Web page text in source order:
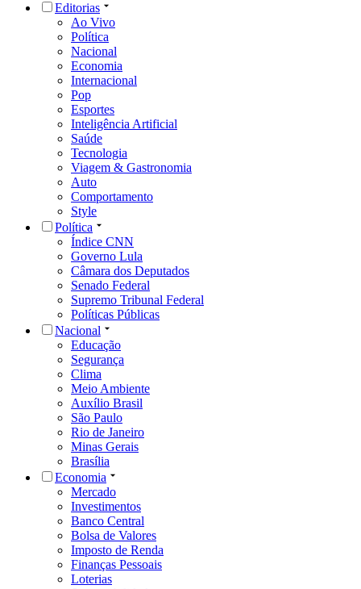
Editorias
Ao Vivo
Política
Nacional
Economia
Internacional
Pop
Esportes
Inteligência Artificial
Saúde
Tecnologia
Viagem & Gastronomia
Auto
Comportamento
Style
Política
Índice CNN
Governo Lula
Câmara dos Deputados
Senado Federal
Supremo Tribunal Federal
Políticas Públicas
Nacional
Educação
Segurança
Clima
Meio Ambiente
Auxílio Brasil
São Paulo
Rio de Janeiro
Minas Gerais
Brasília
Economia
Mercado
Investimentos
Banco Central
Bolsa de Valores
Imposto de Renda
Finanças Pessoais
Loterias